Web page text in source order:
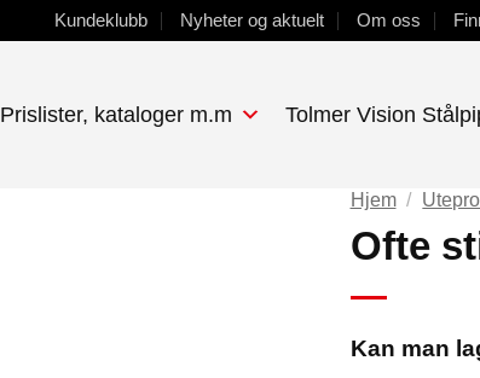
Kundeklubb Nyheter og aktuelt Om oss
Prislister, kataloger m.m Tolmer Vision
Hjem /
Ofte
Kan man